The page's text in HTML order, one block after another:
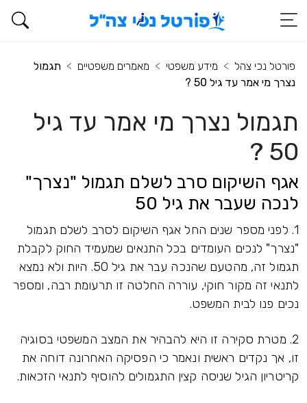
פורטל נכי צהל מידע משפטי מאמרים משפטיים
תגמול
נצרך מי אמר עד גיל 50 ?
תגמול נצרך מי אמר עד גיל
50 ?
אגף השיקום סרב לשלם תגמול "נצרך"
לנכה שעבר את גיל 50
1. לפני מספר שנים החל אגף השיקום לסרב לשלם תגמול
"נצרך" לנכים העומדים בכל התנאים שמעמיד החוק לקבלת
תגמול זה, מהטעם שהנכה עבר את גיל 50. היות ולא נמצא
לתנאי זה מקור חוקי, עוררה החלטה זו תרעומת רבה, ומספר
נכים פנו לבית המשפט.
2. מטרת סקירה זו היא להבהיר את המצב המשפטי בסוגיה
זו, אך נקדים ראשית ונאמר כי הפסיקה האחרונה דוחה את
קריטריון הגיל שניסה קצין התגמולים להוסיף לתנאי הזכאות.